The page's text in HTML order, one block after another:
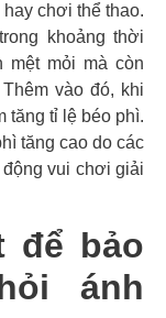
chơi thể thao.
khoảng thời
mệt mỏi mà còn
vào đó, khi
tăng tỉ lệ béo phì.
tăng cao do các
vui chơi giải
để bảo
ánh